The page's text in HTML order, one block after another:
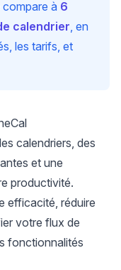
à 6
calendrier , en
les tarifs, et
calendriers, des
et une
productivité.
efficacité, réduire
votre flux de
fonctionnalités